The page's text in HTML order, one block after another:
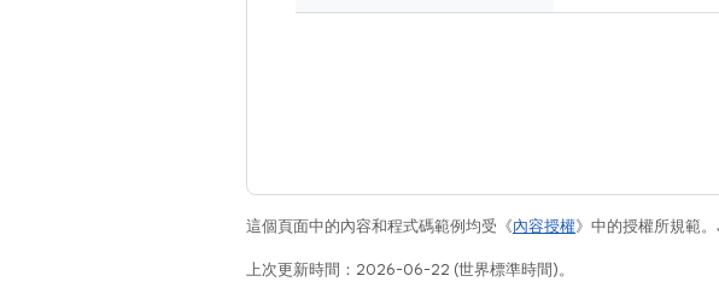
這個頁面中的內容和程式碼範例均受《內容授權》中的授權所規範
上次更新時間：2026-06-22 (世界標準時間)。